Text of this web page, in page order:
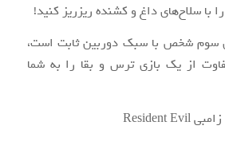
با سلاح‌های داغ و کشنده ریزریز کنید!
سوم شخص با سبک دوربین ثابت است،
از یک بازی ترس و بقا را به شما